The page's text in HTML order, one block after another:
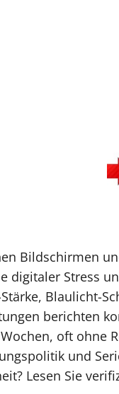
Bildschirmen
digitaler Stress
Blaulicht-
berichten
oft ohne
und
Lesen Sie